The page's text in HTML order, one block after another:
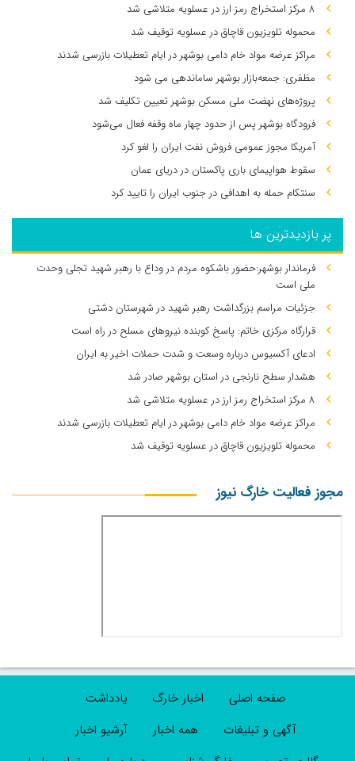
۸ مرکز استخراج رمز ارز در عسلویه متلاشی شد
محموله تلویزیون قاچاق در عسلویه توقیف شد
مراکز عرضه مواد خام دامی بوشهر در ایام تعطیلات بازرسی شدند
مظفری: جمعه‌بازار بوشهر ساماندهی می‌ شود
پروژه‌های نهضت ملی مسکن بوشهر تعیین تکلیف شد
فرودگاه بوشهر پس از حدود چهار ماه وقفه فعال می‌شود
آمریکا مجوز عمومی فروش نفت ایران را لغو کرد
سقوط هواپیمای باری پاکستان در دریای عمان
سنتکام حمله به اهدافی در جنوب ایران را تایید کرد
پر بازدیدترین ها
فرماندار بوشهر:حضور باشکوه مردم در وداع با رهبر شهید تجلی وحدت
ملی است
جزئیات مراسم بزرگداشت رهبر شهید در شهرستان دشتی
قرارگاه مرکزی خاتم: پاسخ کوبنده نیروهای مسلح در راه است
ادعای آکسیوس درباره وسعت و شدت حملات اخیر به ایران
هشدار سطح نارنجی در استان بوشهر صادر شد
۸ مرکز استخراج رمز ارز در عسلویه متلاشی شد
مراکز عرضه مواد خام دامی بوشهر در ایام تعطیلات بازرسی شدند
محموله تلویزیون قاچاق در عسلویه توقیف شد
مجوز فعالیت خارگ نیوز
صفحه اصلی اخبار خارگ
یادداشت
آگهی و تبلیغات
همه اخبار
آرشیو اخبار